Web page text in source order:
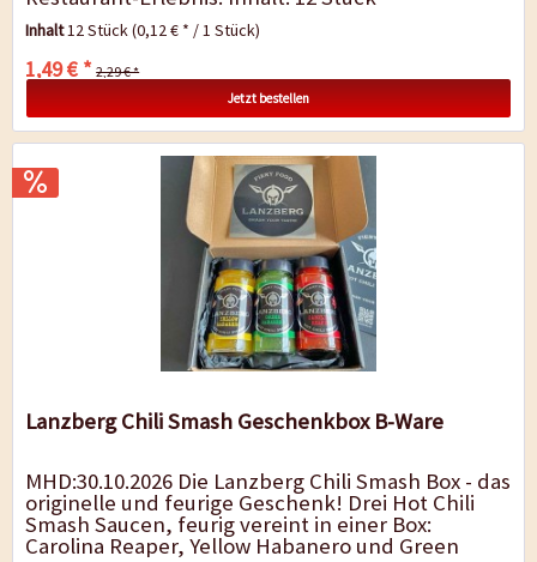
Inhalt12 Stück(0,12 € * / 1 Stück)
1,49 € * 2,29 € *
Jetzt bestellen
Lanzberg Chili Smash Geschenkbox B-Ware
MHD:30.10.2026 Die Lanzberg Chili Smash Box - das
originelle und feurige Geschenk! Drei Hot Chili
Smash Saucen, feurig vereint in einer Box:
Carolina Reaper, Yellow Habanero und Green